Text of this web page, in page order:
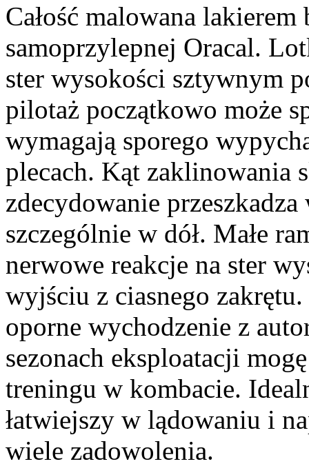
Całość malowana
samoprzylepnej Oracal.
ster wysokości sztywnym
pilotaż początkowo może
wymagają sporego
plecach. Kąt zaklinowania
zdecydowanie
szczególnie w dół. Małe
nerwowe reakcje na ster
wyjściu z ciasnego
oporne wychodzenie z
sezonach eksploatacji
treningu w kombacie.
łatwiejszy w lądowaniu i
wiele zadowolenia.